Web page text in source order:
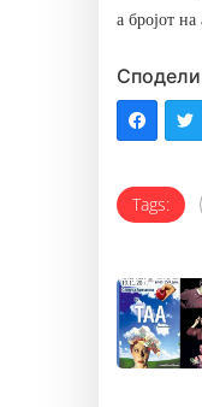
а бројот
Tags: